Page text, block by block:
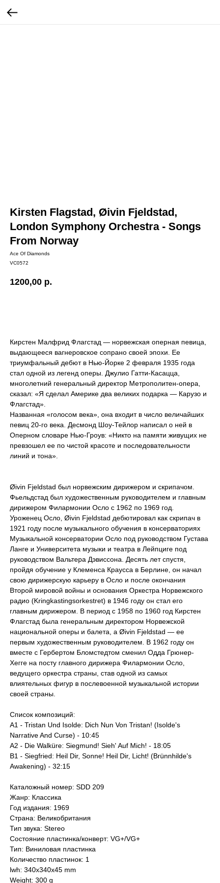
Kirsten Flagstad, Øivin Fjeldstad,
London Symphony Orchestra - Songs
From Norway
Ace Of Diamonds
VC0572
1200,00 р.
Кирстен Малфрид Флагстад — норвежская оперная певица,
выдающееся вагнеровское сопрано своей эпохи. Ее
триумфальный дебют в Нью-Йорке 2 февраля 1935 года
стал одной из легенд оперы. Джулио Гатти-Касацца,
многолетний генеральный директор Метрополитен-опера,
сказал: «Я сделал Америке два великих подарка — Карузо и
Флагстад».
Названная «голосом века», она входит в число величайших
певиц 20-го века. Десмонд Шоу-Тейлор написал о ней в
Оперном словаре Нью-Гроув: «Никто на памяти живущих не
превзошел ее по чистой красоте и последовательности
линий и тона».
Øivin Fjeldstad был норвежским дирижером и скрипачом.
Фьельдстад был художественным руководителем и главным
дирижером Филармонии Осло с 1962 по 1969 год.
Уроженец Осло, Øivin Fjeldstad дебютировал как скрипач в
1921 году после музыкального обучения в консерваториях
Музыкальной консерватории Осло под руководством Густава
Ланге и Университета музыки и театра в Лейпциге под
руководством Вальтера Дэвиссона. Десять лет спустя,
пройдя обучение у Клеменса Краусса в Берлине, он начал
свою дирижерскую карьеру в Осло и после окончания
Второй мировой войны и основания Оркестра Норвежского
радио (Kringkastingsorkestret) в 1946 году он стал его
главным дирижером. В период с 1958 по 1960 год Кирстен
Флагстад ​​была генеральным директором Норвежской
национальной оперы и балета, а Øivin Fjeldstad — ее
первым художественным руководителем. В 1962 году он
вместе с Гербертом Бломстедтом сменил Одда Грюнер-
Хегге на посту главного дирижера Филармонии Осло,
ведущего оркестра страны, став одной из самых
влиятельных фигур в послевоенной музыкальной истории
своей страны.
Список композиций:
A1 - Tristan Und Isolde: Dich Nun Von Tristan! (Isolde's
Narrative And Curse) - 10:45
A2 - Die Walküre: Siegmund! Sieh' Auf Mich! - 18:05
B1 - Siegfried: Heil Dir, Sonne! Heil Dir, Licht! (Brünnhilde's
Awakening) - 32:15
Каталожный номер: SDD 209
Жанр: Классика
Год издания: 1969
Страна: Великобритания
Тип звука: Stereo
Состояние пластинка/конверт: VG+/VG+
Тип: Виниловая пластинка
Количество пластинок: 1
lwh: 340x340x45 mm
Weight: 300 g